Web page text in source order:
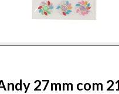
27mm com